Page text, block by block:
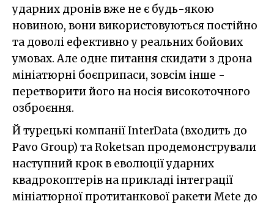
ударних дронів вже не є будь-якою
новиною, вони використовуються постійно
та доволі ефективно у реальних бойових
умовах. Але одне питання скидати з дрона
мініатюрні боєприпаси, зовсім інше -
перетворити його на носія високоточного
озброєння.
Й турецькі компанії InterData (входить до
Pavo Group) та Roketsan продемонстрували
наступний крок в еволюції ударних
квадрокоптерів на прикладі інтеграції
мініатюрної протитанкової ракети Mete до